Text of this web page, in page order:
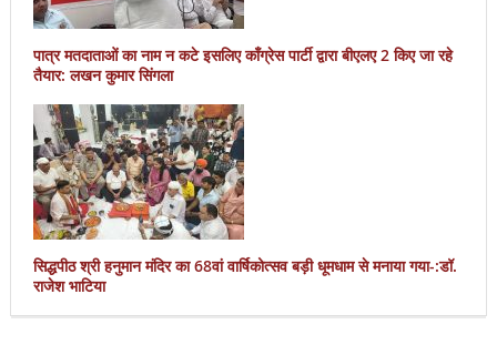
पात्र मतदाताओं का नाम न कटे इसलिए काँग्रेस पार्टी द्वारा बीएलए 2 किए जा रहे
तैयार: लखन कुमार सिंगला
सिद्धपीठ श्री हनुमान मंदिर का 68वां वार्षिकोत्सव बड़ी धूमधाम से मनाया गया-:डॉ.
राजेश भाटिया